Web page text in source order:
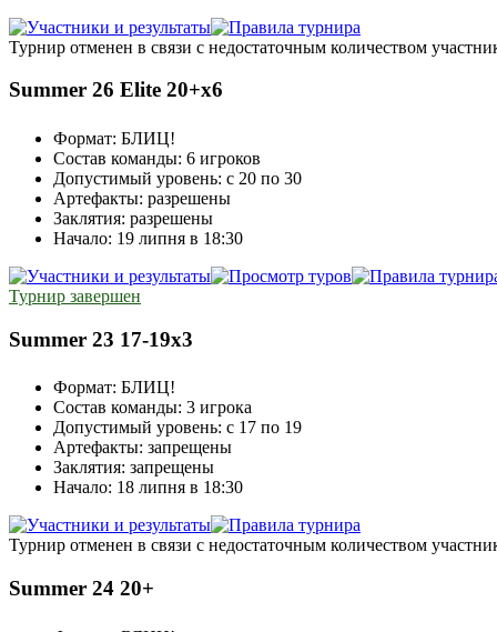
Турнир отменен в связи с недостаточным количеством
Summer 26 Elite 20+x6
Формат: БЛИЦ!
Состав команды: 6 игроков
Допустимый уровень: с 20 по 30
Артефакты: разрешены
Заклятия: разрешены
Начало: 19 липня в 18:30
Турнир завершен
Summer 23 17-19x3
Формат: БЛИЦ!
Состав команды: 3 игрока
Допустимый уровень: с 17 по 19
Артефакты: запрещены
Заклятия: запрещены
Начало: 18 липня в 18:30
Турнир отменен в связи с недостаточным количеством
Summer 24 20+